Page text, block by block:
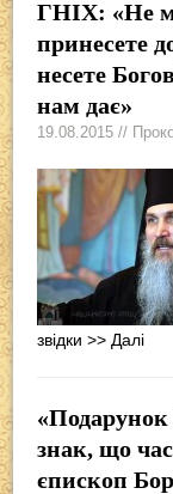
ГНІХ: «Не
принесете
несете
нам дає»
19.08.2015 //
звідки>> Далі
знак, що
єпископ